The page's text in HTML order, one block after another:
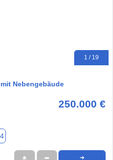
1 / 19
Nebengebäude
250.000 €
★ ➦ ➜